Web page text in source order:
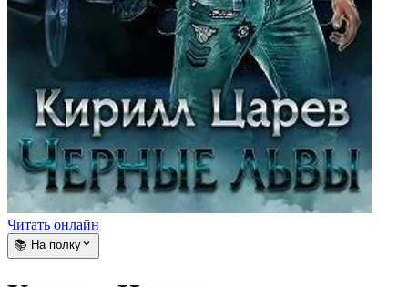
Читать онлайн
📚 На полку